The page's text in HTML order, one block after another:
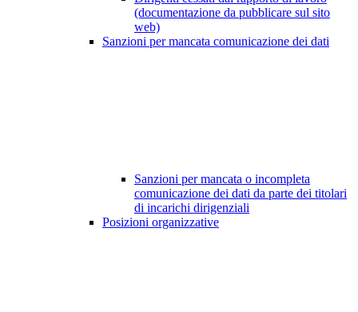
(documentazione da pubblicare sul sito
web)
Sanzioni per mancata comunicazione dei dati
Sanzioni per mancata o incompleta
comunicazione dei dati da parte dei titolari
di incarichi dirigenziali
Posizioni organizzative